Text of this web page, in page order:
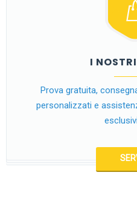
I
Prova gratuita,
personalizzati e